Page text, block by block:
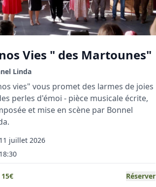
Vies " des Martounes"
Linda
vies" vous promet des larmes de joies
perles d'émoi - pièce musicale écrite,
et mise en scène par Bonnel
11 juillet 2026
18:30
15€ Réserver